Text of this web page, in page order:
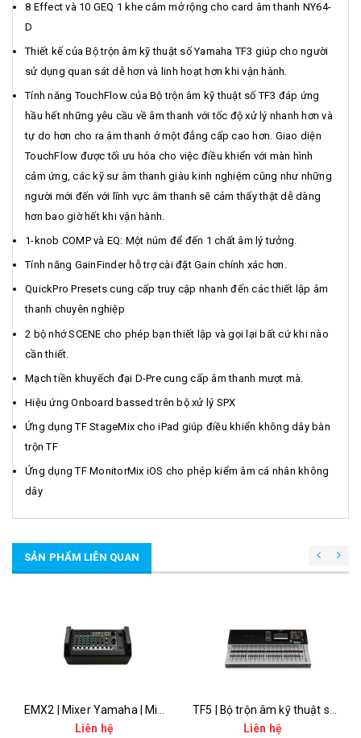
8 Effect và 10 GEQ 1 khe cắm mở rộng cho card âm thanh NY64-
D
Thiết kế của Bộ trộn âm kỹ thuật số Yamaha TF3 giúp cho người
sử dụng quan sát dễ hơn và linh hoạt hơn khi vận hành.
Tính năng TouchFlow của Bộ trộn âm kỹ thuật số TF3 đáp ứng
hầu hết những yêu cầu về âm thanh với tốc độ xử lý nhanh hơn và
tự do hơn cho ra âm thanh ở một đẳng cấp cao hơn. Giao diện
TouchFlow được tối ưu hóa cho việc điều khiển với màn hình
cảm ứng, các kỹ sư âm thanh giàu kinh nghiệm cũng như những
người mới đến với lĩnh vực âm thanh sẽ cảm thấy thật dễ dàng
hơn bao giờ hết khi vận hành.
1-knob COMP và EQ: Một núm để đến 1 chất âm lý tưởng.
Tính năng GainFinder hỗ trợ cài đặt Gain chính xác hơn.
QuickPro Presets cung cấp truy cập nhanh đến các thiết lập âm
thanh chuyên nghiệp
2 bộ nhớ SCENE cho phép bạn thiết lập và gọi lại bất cứ khi nào
cần thiết.
Mạch tiền khuyếch đại D-Pre cung cấp âm thanh mượt mà.
Hiệu ứng Onboard bassed trên bộ xử lý SPX
Ứng dụng TF StageMix cho iPad giúp điều khiển không dây bàn
trộn TF
Ứng dụng TF MonitorMix iOS cho phép kiểm âm cá nhân không
dây
SẢN PHẨM LIÊN QUAN
Liên hệ
Liên hệ